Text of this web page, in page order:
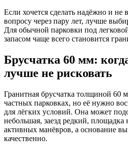
Если хочется сделать надёжно и не
вопросу через пару лет, лучше
Для обычной парковки под
запасом чаще всего становится
Брусчатка 60 мм:
лучше не рисковать
Гранитная брусчатка толщиной 60
частных парковках, но её нужно
для лёгких условий. Она может
небольшая, заезд редкий, площадка
активных манёвров, а основание
качественно.